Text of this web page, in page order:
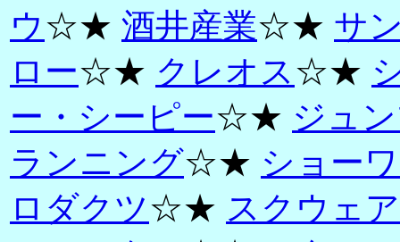
ウ☆★ 酒井産業☆★ サ
ロー☆★ クレオス☆★
ー・シーピー☆★ ジュ
ランニング☆★ ショー
ロダクツ☆★ スクウェ